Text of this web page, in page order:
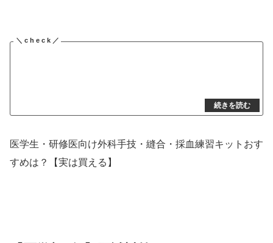
医学生・研修医向け外科手技・縫合・採血練習キットおす
すめは？【実は買える】